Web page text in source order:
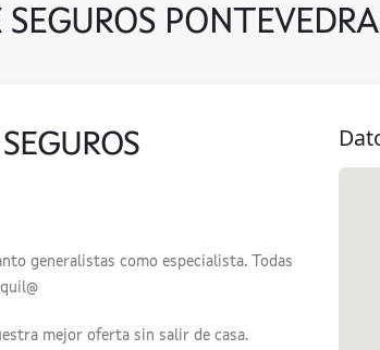
PONTEVEDRA
generalistas como especialista. Todas
mejor oferta sin salir de casa.